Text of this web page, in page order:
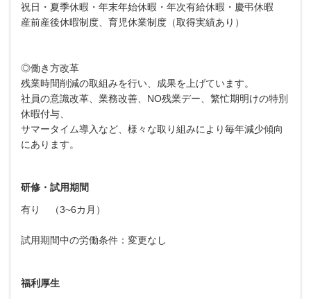
祝日・夏季休暇・年末年始休暇・年次有給休暇・慶弔休暇
産前産後休暇制度、育児休業制度（取得実績あり）
◎働き方改革
残業時間削減の取組みを行い、成果を上げています。
社員の意識改革、業務改善、NO残業デー、繁忙期明けの特別
休暇付与、
サマータイム導入など、様々な取り組みにより毎年減少傾向
にあります。
研修・試用期間
有り （3~6カ月）
試用期間中の労働条件：変更なし
福利厚生